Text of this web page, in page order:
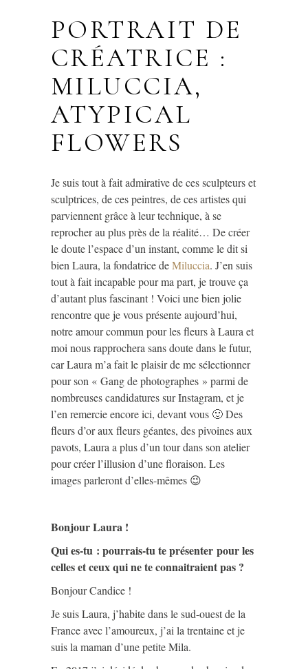
PORTRAIT DE
CRÉATRICE :
MILUCCIA,
ATYPICAL
FLOWERS
Je suis tout à fait admirative de ces sculpteurs et
sculptrices, de ces peintres, de ces artistes qui
parviennent grâce à leur technique, à se
reprocher au plus près de la réalité… De créer
le doute l’espace d’un instant, comme le dit si
bien Laura, la fondatrice deMiluccia. J’en suis
tout à fait incapable pour ma part, je trouve ça
d’autant plus fascinant ! Voici une bien jolie
rencontre que je vous présente aujourd’hui,
notre amour commun pour les fleurs à Laura et
moi nous rapprochera sans doute dans le futur,
car Laura m’a fait le plaisir de me sélectionner
pour son « Gang de photographes » parmi de
nombreuses candidatures sur Instagram, et je
l’en remercie encore ici, devant vous 🙂 Des
fleurs d’or aux fleurs géantes, des pivoines aux
pavots, Laura a plus d’un tour dans son atelier
pour créer l’illusion d’une floraison. Les
images parleront d’elles-mêmes 😉
Bonjour Laura !
Qui es-tu : pourrais-tu te présenter pour les
celles et ceux qui ne te connaitraient pas ?
Bonjour Candice !
Je suis Laura, j’habite dans le sud-ouest de la
France avec l’amoureux, j’ai la trentaine et je
suis la maman d’une petite Mila.